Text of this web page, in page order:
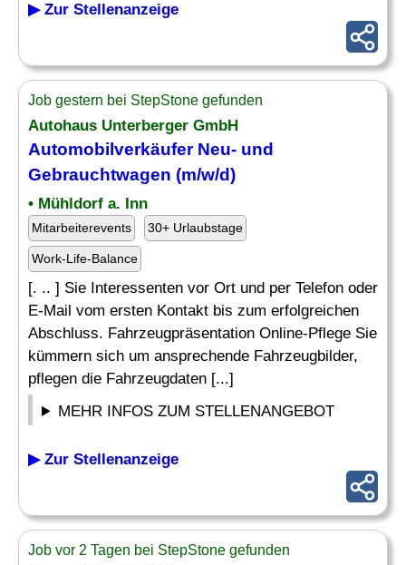
▶ Zur Stellenanzeige
Job gestern bei StepStone gefunden
Autohaus Unterberger GmbH
Automobilverkäufer Neu- und
Gebrauchtwagen (m/w/d)
• Mühldorf a. Inn
Mitarbeiterevents 30+ Urlaubstage
Work-Life-Balance
[. .. ] Sie Interessenten vor Ort und per Telefon oder
E-Mail vom ersten Kontakt bis zum erfolgreichen
Abschluss. Fahrzeugpräsentation Online-Pflege Sie
kümmern sich um ansprechende Fahrzeugbilder,
pflegen die Fahrzeugdaten [...]
MEHR INFOS ZUM STELLENANGEBOT
▶ Zur Stellenanzeige
Job vor 2 Tagen bei StepStone gefunden